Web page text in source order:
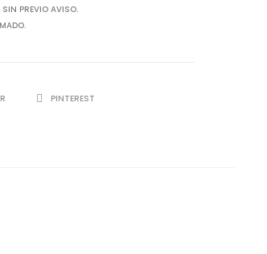
PREVIO AVISO.
PINTEREST